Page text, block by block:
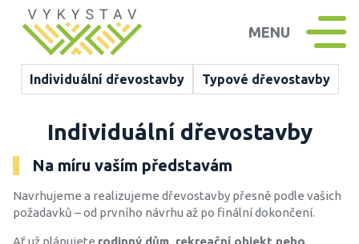
MENU
Individuální dřevostavby Typové dřevostavby
Individuální dřevostavby
Na míru vaším představám
Navrhujeme a realizujeme dřevostavby přesně podle vašich
požadavků – od prvního návrhu až po finální dokončení.
Ať už plánujete rodinný dům, rekreační objekt nebo